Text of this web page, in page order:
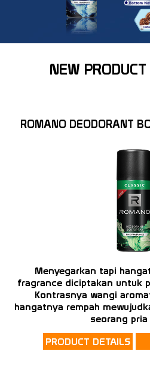
NEW
ROMANO DEODORANT
Menyegarkan tapi
fragrance diciptakan untuk
Kontrasnya wangi
hangatnya rempah
seorang
PRODUCT DETAILS